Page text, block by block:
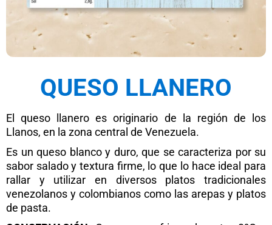
QUESO LLANERO
El queso llanero es originario de la región de los
Llanos, en la zona central de Venezuela.
Es un queso blanco y duro, que se caracteriza por su
sabor salado y textura firme, lo que lo hace ideal para
rallar y utilizar en diversos platos tradicionales
venezolanos y colombianos como las arepas y platos
de pasta.